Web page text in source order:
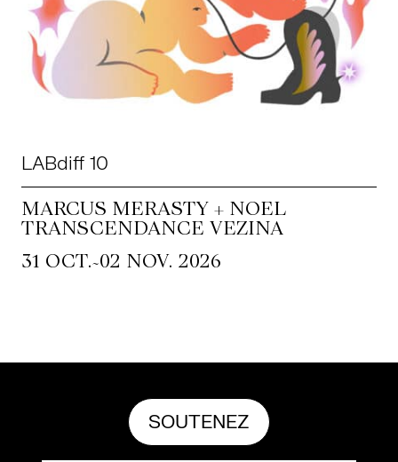
LABdiff 10
MARCUS MERASTY + NOEL
TRANSCENDANCE VEZINA
31 OCT.~02 NOV. 2026
SOUTENEZ